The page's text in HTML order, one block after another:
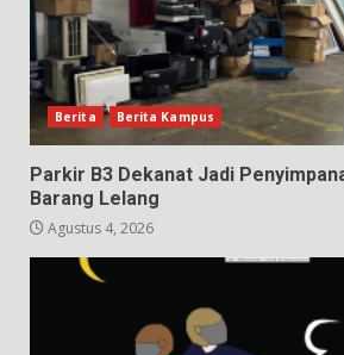
Berita Berita Kampus
Parkir B3 Dekanat Jadi
Barang Lelang
Agustus 4, 2026